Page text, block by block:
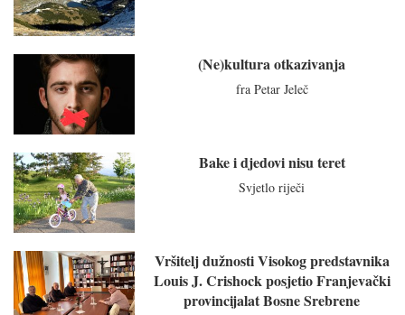
(Ne)kultura otkazivanja
fra Petar Jeleč
Bake i djedovi nisu teret
Svjetlo riječi
Vršitelj dužnosti Visokog predstavnika
Louis J. Crishock posjetio Franjevački
provincijalat Bosne Srebrene